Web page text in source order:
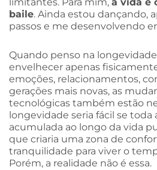
baile. Ainda estou dançando,
passos e me desenvolvendo
Quando penso na
envelhecer apenas
emoções, relacionamentos,
gerações mais novas, as
tecnológicas também estão
longevidade seria fácil se toda
acumulada ao longo da vida
que criaria uma zona de
tranquilidade para viver o
Porém, a realidade não é essa.